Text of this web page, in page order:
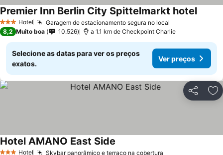
3 EstrelasHotel Garagem de estacionamento segura no local
Premier Inn Berlin City Spittelmarkt hotelVer
8,2 Muito boa 10.526 a 1.1 km de Checkpoint Charlie
Selecione as datas para ver os preços
exatos.
Ver preços
Partilhar
Hotel Skybar panorâmico e terraço na cobertura
Hotel AMANO East Side